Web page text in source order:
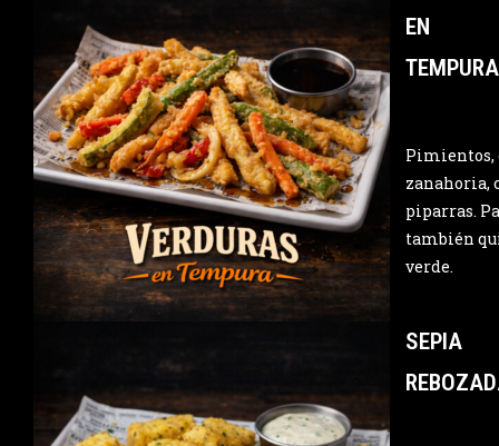
EN
TEMPURA
Pimientos,
zanahoria,
piparras.
también
verde.
SEPIA